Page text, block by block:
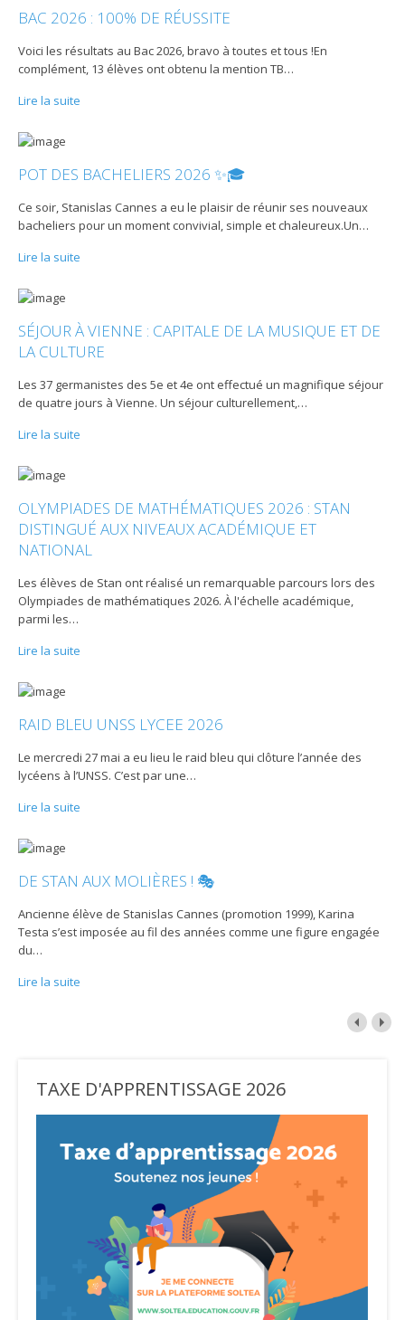
BAC 2026 : 100% DE RÉUSSITE
Voici les résultats au Bac 2026, bravo à toutes et tous !En
complément, 13 élèves ont obtenu la mention TB…
Lire la suite
POT DES BACHELIERS 2026 ✨🎓
Ce soir, Stanislas Cannes a eu le plaisir de réunir ses nouveaux
bacheliers pour un moment convivial, simple et chaleureux.Un…
Lire la suite
SÉJOUR À VIENNE : CAPITALE DE LA MUSIQUE ET DE
LA CULTURE
Les 37 germanistes des 5e et 4e ont effectué un magnifique séjour
de quatre jours à Vienne. Un séjour culturellement,…
Lire la suite
OLYMPIADES DE MATHÉMATIQUES 2026 : STAN
DISTINGUÉ AUX NIVEAUX ACADÉMIQUE ET
NATIONAL
Les élèves de Stan ont réalisé un remarquable parcours lors des
Olympiades de mathématiques 2026. À l'échelle académique,
parmi les…
Lire la suite
RAID BLEU UNSS LYCEE 2026
Le mercredi 27 mai a eu lieu le raid bleu qui clôture l’année des
lycéens à l’UNSS. C’est par une…
Lire la suite
DE STAN AUX MOLIÈRES ! 🎭
Ancienne élève de Stanislas Cannes (promotion 1999), Karina
Testa s’est imposée au fil des années comme une figure engagée
du…
Lire la suite
TAXE D'APPRENTISSAGE 2026